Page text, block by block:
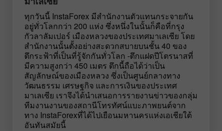
ทุกวันนี้ InstaForex มีสำนักงานตัวแทนกระจายกัน
อยู่ทั่วโลกกว่า 200 แห่ง ซึ่งหนึ่งในนั้นก็คือที่กรุง
กัวลาลัมเปอร์ เมืองหลวงของประเทศมาเลเซีย โดย
สำนักงานนั้นตั้งอย่างสะดวกสบายบนชั้น 40 ของ
ตึกระฟ้าที่เป็นที่รู้จักกันทั่วโลก -ตึกแฝดปีโตรนาสที่
มีความสูงกว่า 450 เมตร ตึกนี้ถือได้ว่าเป็น
สัญลักษณ์ของเมืองหลวง ซึ่งเป็นศูนย์กลางทาง
วัฒนธรรม เศรษฐกิจ และการเงินของประเทศ
มาเลเซีย เราจึงได้นำเสนอการรายงานข่าวของกลุ่ม
ทีมงานงานของสถานีโทรทัศน์แบะภาพยนต์จาก
ทาง InstaForexที่ได้ไปเยือนมหานครแห่งเอเชียใต้
อันทันสมัยนี้